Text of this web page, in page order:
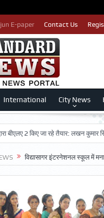
E-paper Contact Us
International City News
किए जा रहे तैयार: लखन कुमार सिंगला
विद्यासागर इंटरनेशनल स्कूल में